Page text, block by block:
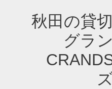
秋田の貸
グラ